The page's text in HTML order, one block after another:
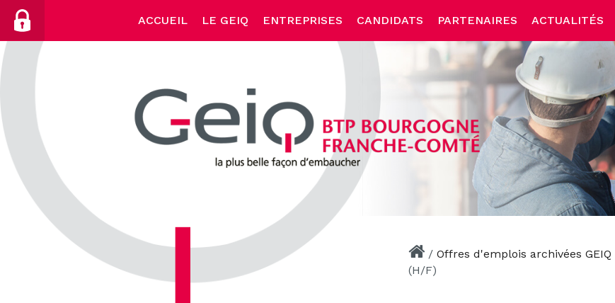
Skip
content
ACCUEIL LE GEIQ ENTREPRISES CANDIDATS PARTENAIRES ACTUALITÉS
/ Offres d'emplois archivées GEIQ
(H/F)